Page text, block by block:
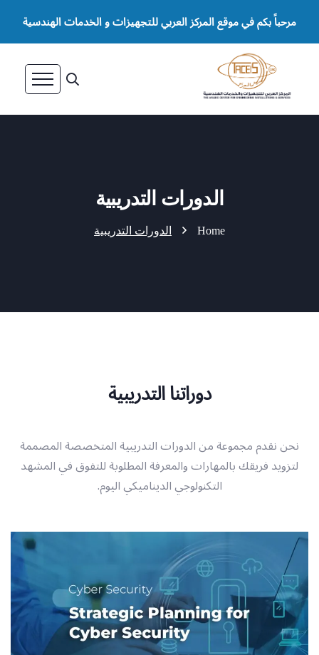
مرحباً بكم في موقع المركز العربي للتجهيزات و الخدمات الهندسية
الدورات التدريبية
Home الدورات التدريبية
دوراتنا التدريبية
نحن نقدم مجموعة من الدورات التدريبية المتخصصة المصممة
لتزويد فريقك بالمهارات والمعرفة المطلوبة للتفوق في المشهد
التكنولوجي الديناميكي اليوم.